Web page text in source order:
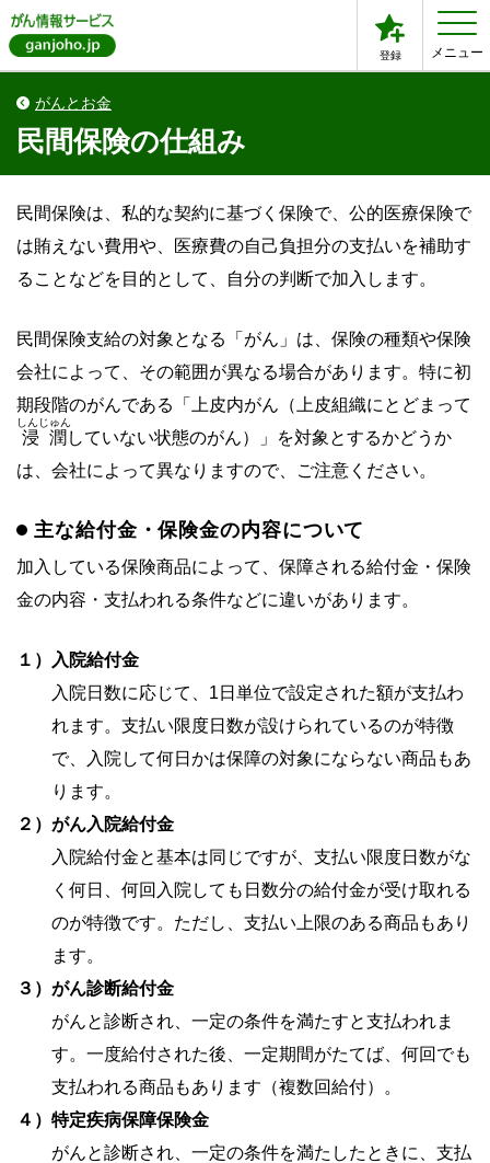
登録 メニュー
がんとお金
民間保険の仕組み
民間保険は、私的な契約に基づく保険で、公的医療保険で
は賄えない費用や、医療費の自己負担分の支払いを補助す
ることなどを目的として、自分の判断で加入します。
民間保険支給の対象となる「がん」は、保険の種類や保険
会社によって、その範囲が異なる場合があります。特に初
期段階のがんである「上皮内がん（上皮組織にとどまって
浸潤
しんじゅん
していない状態のがん）」を対象とするかどうか
は、会社によって異なりますので、ご注意ください。
主な給付金・保険金の内容について
加入している保険商品によって、保障される給付金・保険
金の内容・支払われる条件などに違いがあります。
１）
入院給付金
入院日数に応じて、1日単位で設定された額が支払わ
れます。支払い限度日数が設けられているのが特徴
で、入院して何日かは保障の対象にならない商品もあ
ります。
２） がん入院給付金
入院給付金と基本は同じですが、支払い限度日数がな
く何日、何回入院しても日数分の給付金が受け取れる
のが特徴です。ただし、支払い上限のある商品もあり
ます。
３） がん診断給付金
がんと診断され、一定の条件を満たすと支払われま
す。一度給付された後、一定期間がたてば、何回でも
支払われる商品もあります（複数回給付）。
４） 特定疾病保障保険金
がんと診断され、一定の条件を満たしたときに、支払